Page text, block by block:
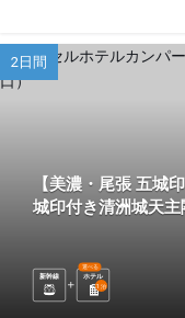
2日間
【美濃・尾張 五城
城印付き清洲城天
新幹線 ホテル
選べる
1 泊